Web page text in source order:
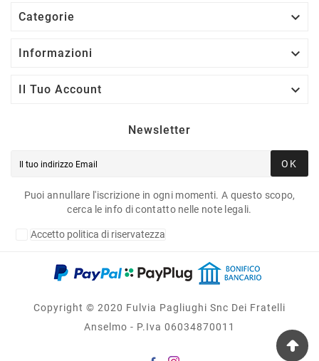
Categorie 
Informazioni 
Il Tuo Account 
Newsletter
OK
Puoi annullare l'iscrizione in ogni momenti. A questo scopo,
cerca le info di contatto nelle note legali.
Accetto politica di riservatezza
Copyright © 2020 Fulvia Pagliughi Snc Dei Fratelli
Anselmo - P.Iva 06034870011